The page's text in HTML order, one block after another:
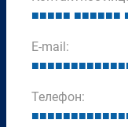
■■■■■ ■■■■■■
E-mail:
■■■■■■■■■■■■
Телефон:
■■■■■■■■■■■■